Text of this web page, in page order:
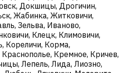
Докшицы, Дрогичин,
Жабинка, Житковичи,
Зельва, Иваново,
Клецк, Климовичи,
Кореличи, Корма,
Кремное, Кричев,
Лепель, Лида, Лиозно,